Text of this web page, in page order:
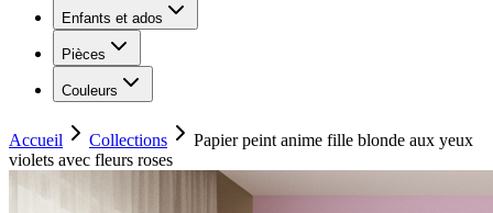
Enfants et ados
Pièces
Couleurs
Accueil Collections
Papier peint anime fille blonde aux yeux
violets avec fleurs roses